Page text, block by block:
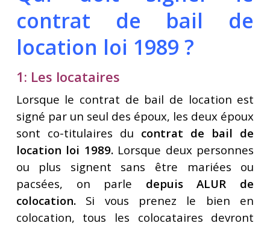
contrat de bail de
location loi 1989 ?
1: Les locataires
Lorsque le contrat de bail de location est
signé par un seul des époux, les deux époux
sont co-titulaires du contrat de bail de
location loi 1989.Lorsque deux personnes
ou plus signent sans être mariées ou
pacsées, on parle depuis ALUR de
colocation.Si vous prenez le bien en
colocation, tous les colocataires devront